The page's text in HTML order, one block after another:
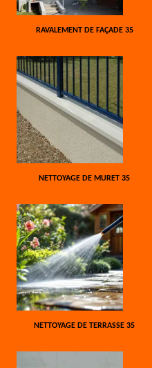
RAVALEMENT DE FAÇADE 35
NETTOYAGE DE MURET 35
NETTOYAGE DE TERRASSE 35